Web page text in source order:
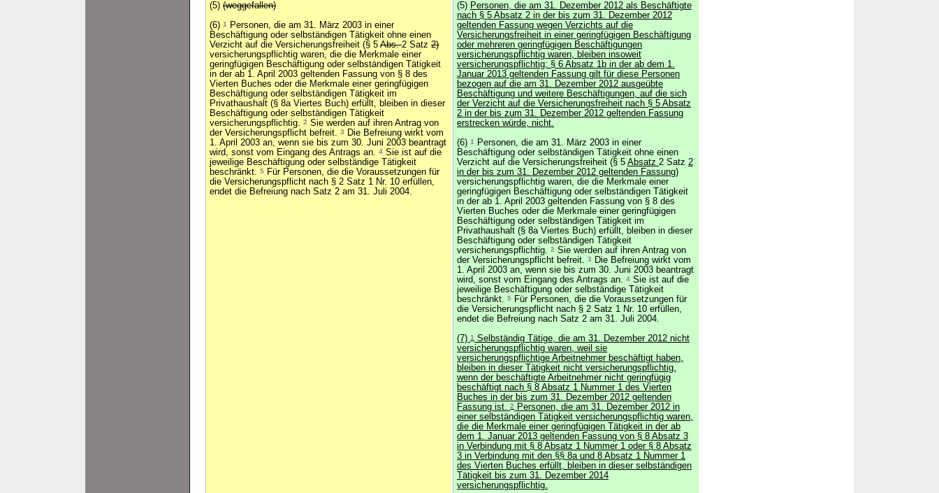
(5) (weggefallen)
(6) 1
Personen, die am 31. März 2003 in einer
Beschäftigung oder selbständigen Tätigkeit ohne einen
Verzicht auf die Versicherungsfreiheit (§ 5 Abs.2 Satz 2)
versicherungspflichtig waren, die die Merkmale einer
geringfügigen Beschäftigung oder selbständigen Tätigkeit
in der ab 1. April 2003 geltenden Fassung von § 8 des
Vierten Buches oder die Merkmale einer geringfügigen
Beschäftigung oder selbständigen Tätigkeit im
Privathaushalt (§ 8a Viertes Buch) erfüllt, bleiben in dieser
Beschäftigung oder selbständigen Tätigkeit
versicherungspflichtig. 2 Sie werden auf ihren Antrag von
der Versicherungspflicht befreit. 3
Die Befreiung wirkt vom
1. April 2003 an, wenn sie bis zum 30. Juni 2003 beantragt
wird, sonst vom Eingang des Antrags an. 4 Sie ist auf die
jeweilige Beschäftigung oder selbständige Tätigkeit
beschränkt. 5 Für Personen, die die Voraussetzungen für
die Versicherungspflicht nach § 2 Satz 1 Nr. 10 erfüllen,
endet die Befreiung nach Satz 2 am 31. Juli 2004.
(5) Personen, die am 31. Dezember 2012 als Beschäftigte
nach § 5 Absatz 2 in der bis zum 31. Dezember 2012
geltenden Fassung wegen Verzichts auf die
Versicherungsfreiheit in einer geringfügigen Beschäftigung
oder mehreren geringfügigen Beschäftigungen
versicherungspflichtig waren, bleiben insoweit
versicherungspflichtig; § 6 Absatz 1b in der ab dem 1.
Januar 2013 geltenden Fassung gilt für diese Personen
bezogen auf die am 31. Dezember 2012 ausgeübte
Beschäftigung und weitere Beschäftigungen, auf die sich
der Verzicht auf die Versicherungsfreiheit nach § 5 Absatz
2 in der bis zum 31. Dezember 2012 geltenden Fassung
erstrecken würde, nicht.
(6) 1
Personen, die am 31. März 2003 in einer
Beschäftigung oder selbständigen Tätigkeit ohne einen
Verzicht auf die Versicherungsfreiheit (§ 5 Absatz 2 Satz 2
in der bis zum 31. Dezember 2012 geltenden Fassung)
versicherungspflichtig waren, die die Merkmale einer
geringfügigen Beschäftigung oder selbständigen Tätigkeit
in der ab 1. April 2003 geltenden Fassung von § 8 des
Vierten Buches oder die Merkmale einer geringfügigen
Beschäftigung oder selbständigen Tätigkeit im
Privathaushalt (§ 8a Viertes Buch) erfüllt, bleiben in dieser
Beschäftigung oder selbständigen Tätigkeit
versicherungspflichtig. 2 Sie werden auf ihren Antrag von
der Versicherungspflicht befreit. 3
Die Befreiung wirkt vom
1. April 2003 an, wenn sie bis zum 30. Juni 2003 beantragt
wird, sonst vom Eingang des Antrags an. 4 Sie ist auf die
jeweilige Beschäftigung oder selbständige Tätigkeit
beschränkt. 5 Für Personen, die die Voraussetzungen für
die Versicherungspflicht nach § 2 Satz 1 Nr. 10 erfüllen,
endet die Befreiung nach Satz 2 am 31. Juli 2004.
(7) 1 Selbständig Tätige, die am 31. Dezember 2012 nicht
versicherungspflichtig waren, weil sie
versicherungspflichtige Arbeitnehmer beschäftigt haben,
bleiben in dieser Tätigkeit nicht versicherungspflichtig,
wenn der beschäftigte Arbeitnehmer nicht geringfügig
beschäftigt nach § 8 Absatz 1 Nummer 1 des Vierten
Buches in der bis zum 31. Dezember 2012 geltenden
Fassung ist. 2
Personen, die am 31. Dezember 2012 in
einer selbständigen Tätigkeit versicherungspflichtig waren,
die die Merkmale einer geringfügigen Tätigkeit in der ab
dem 1. Januar 2013 geltenden Fassung von § 8 Absatz 3
in Verbindung mit § 8 Absatz 1 Nummer 1 oder § 8 Absatz
3 in Verbindung mit den §§ 8a und 8 Absatz 1 Nummer 1
des Vierten Buches erfüllt, bleiben in dieser selbständigen
Tätigkeit bis zum 31. Dezember 2014
versicherungspflichtig.